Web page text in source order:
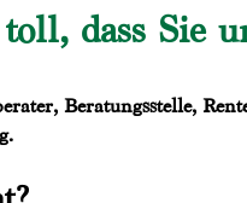
dass Sie
Beratungsstelle,